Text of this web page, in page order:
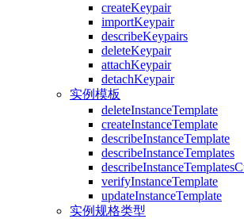
createKeypair
importKeypair
describeKeypairs
deleteKeypair
attachKeypair
detachKeypair
实例模板
deleteInstanceTemplate
createInstanceTemplate
describeInstanceTemplate
describeInstanceTemplates
verifyInstanceTemplate
updateInstanceTemplate
实例规格类型